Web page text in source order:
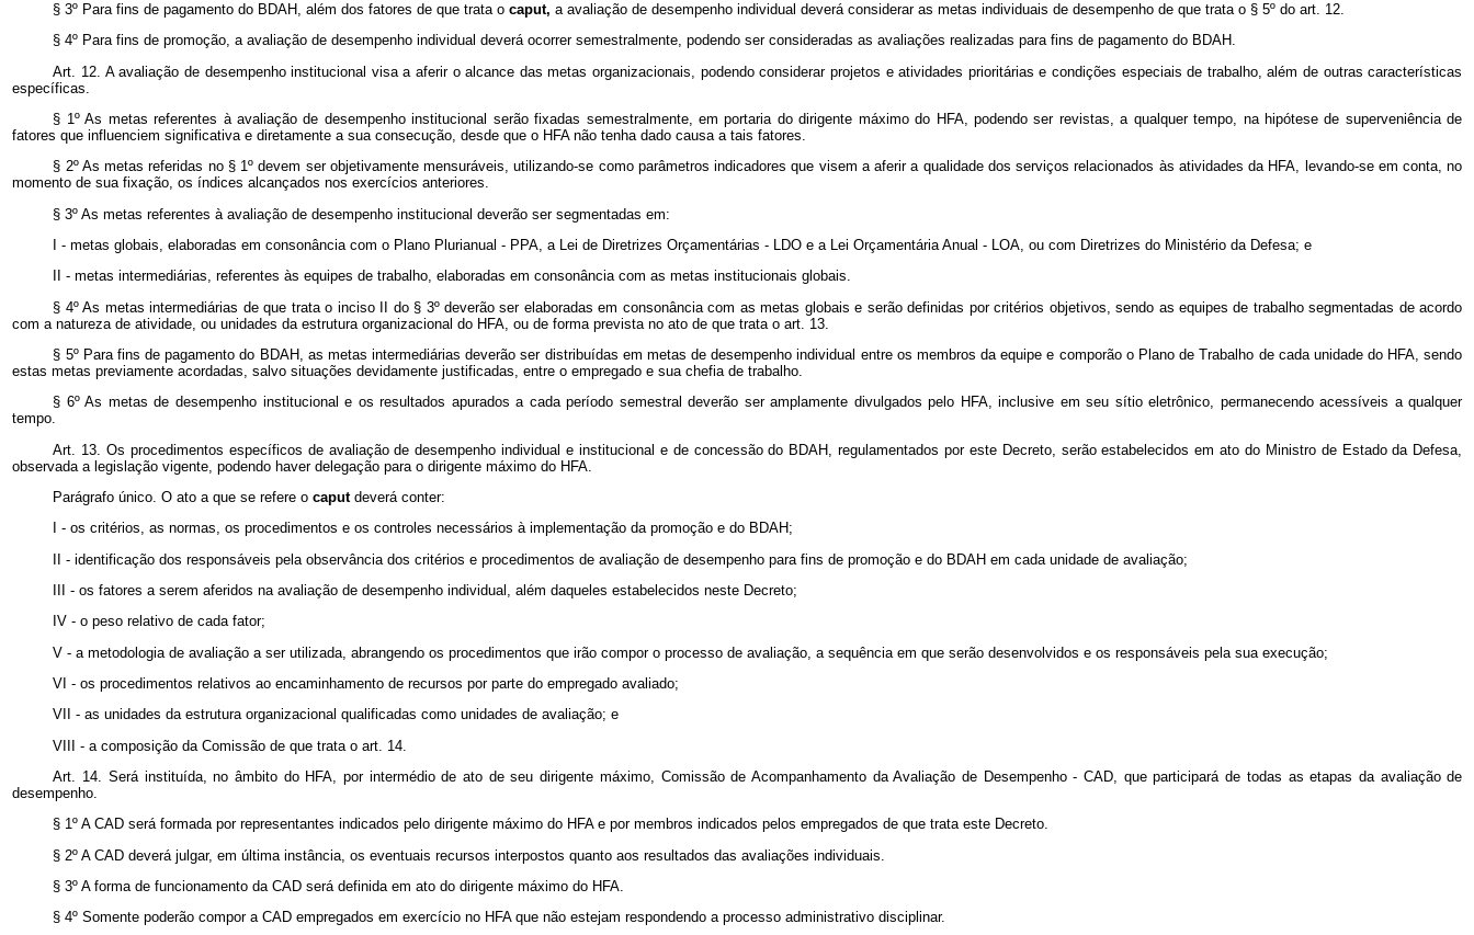
§ 3º Para fins de pagamento do BDAH, além dos fatores de que trata ocaput,a avaliação de desempenho individual deverá considerar as metas individuais de desempenho de que trata o § 5º do art. 12.
§ 4º Para fins de promoção, a avaliação de desempenho individual deverá ocorrer semestralmente, podendo ser consideradas as avaliações realizadas para fins de pagamento do BDAH.
Art. 12. A avaliação de desempenho institucional visa a aferir o alcance das metas organizacionais, podendo considerar projetos e atividades prioritárias e condições especiais de trabalho, além de outras características
específicas.
§ 1º As metas referentes à avaliação de desempenho institucional serão fixadas semestralmente, em portaria do dirigente máximo do HFA, podendo ser revistas, a qualquer tempo, na hipótese de superveniência de
fatores que influenciem significativa e diretamente a sua consecução, desde que o HFA não tenha dado causa a tais fatores.
§ 2º As metas referidas no § 1º devem ser objetivamente mensuráveis, utilizando-se como parâmetros indicadores que visem a aferir a qualidade dos serviços relacionados às atividades da HFA, levando-se em conta, no
momento de sua fixação, os índices alcançados nos exercícios anteriores.
§ 3º As metas referentes à avaliação de desempenho institucional deverão ser segmentadas em:
I - metas globais, elaboradas em consonância com o Plano Plurianual - PPA, a Lei de Diretrizes Orçamentárias - LDO e a Lei Orçamentária Anual - LOA, ou com Diretrizes do Ministério da Defesa; e
II - metas intermediárias, referentes às equipes de trabalho, elaboradas em consonância com as metas institucionais globais.
§ 4º As metas intermediárias de que trata o inciso II do § 3º deverão ser elaboradas em consonância com as metas globais e serão definidas por critérios objetivos, sendo as equipes de trabalho segmentadas de acordo
com a natureza de atividade, ou unidades da estrutura organizacional do HFA, ou de forma prevista no ato de que trata o art. 13.
§ 5º Para fins de pagamento do BDAH, as metas intermediárias deverão ser distribuídas em metas de desempenho individual entre os membros da equipe e comporão o Plano de Trabalho de cada unidade do HFA, sendo
estas metas previamente acordadas, salvo situações devidamente justificadas, entre o empregado e sua chefia de trabalho.
§ 6º As metas de desempenho institucional e os resultados apurados a cada período semestral deverão ser amplamente divulgados pelo HFA, inclusive em seu sítio eletrônico, permanecendo acessíveis a qualquer
tempo.
Art. 13. Os procedimentos específicos de avaliação de desempenho individual e institucional e de concessão do BDAH, regulamentados por este Decreto, serão estabelecidos em ato do Ministro de Estado da Defesa,
observada a legislação vigente, podendo haver delegação para o dirigente máximo do HFA.
Parágrafo único. O ato a que se refere ocaputdeverá conter:
I - os critérios, as normas, os procedimentos e os controles necessários à implementação da promoção e do BDAH;
II - identificação dos responsáveis pela observância dos critérios e procedimentos de avaliação de desempenho para fins de promoção e do BDAH em cada unidade de avaliação;
III - os fatores a serem aferidos na avaliação de desempenho individual, além daqueles estabelecidos neste Decreto;
IV - o peso relativo de cada fator;
V - a metodologia de avaliação a ser utilizada, abrangendo os procedimentos que irão compor o processo de avaliação, a sequência em que serão desenvolvidos e os responsáveis pela sua execução;
VI - os procedimentos relativos ao encaminhamento de recursos por parte do empregado avaliado;
VII - as unidades da estrutura organizacional qualificadas como unidades de avaliação; e
VIII - a composição da Comissão de que trata o art. 14.
Art. 14. Será instituída, no âmbito do HFA, por intermédio de ato de seu dirigente máximo, Comissão de Acompanhamento da Avaliação de Desempenho - CAD, que participará de todas as etapas da avaliação de
desempenho.
§ 1º A CAD será formada por representantes indicados pelo dirigente máximo do HFA e por membros indicados pelos empregados de que trata este Decreto.
§ 2º A CAD deverá julgar, em última instância, os eventuais recursos interpostos quanto aos resultados das avaliações individuais.
§ 3º A forma de funcionamento da CAD será definida em ato do dirigente máximo do HFA.
§ 4º Somente poderão compor a CAD empregados em exercício no HFA que não estejam respondendo a processo administrativo disciplinar.